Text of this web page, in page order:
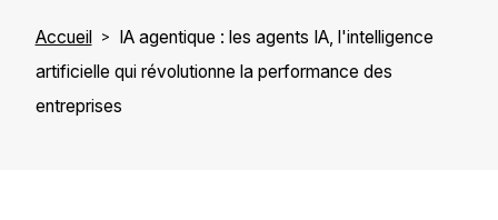
Accueil
IA agentique : les agents IA, l'intelligence
artificielle qui révolutionne la performance des
entreprises